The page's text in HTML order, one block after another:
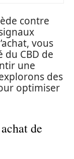
contre
vous
CBD de
une
des
optimiser
de